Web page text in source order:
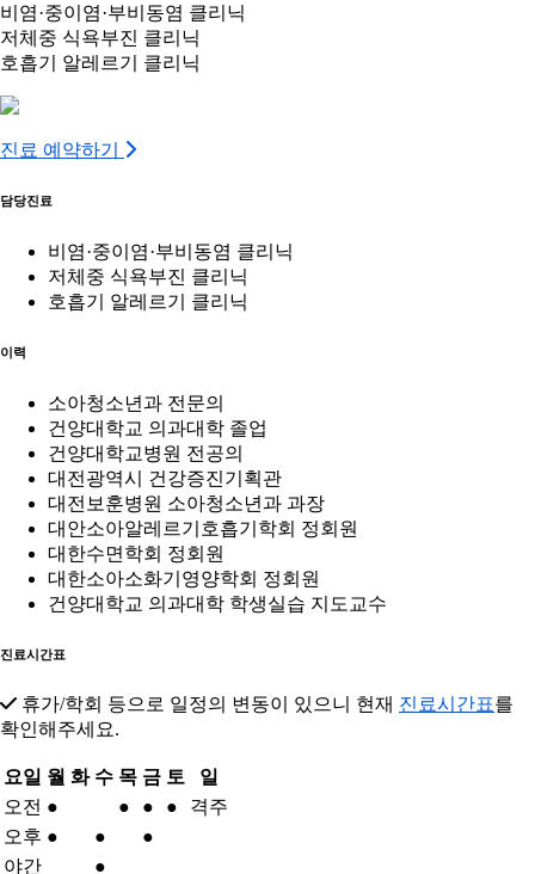
비염·중이염·부비동염 클리닉
저체중 식욕부진 클리닉
호흡기 알레르기 클리닉
진료 예약하기
담당진료
비염·중이염·부비동염 클리닉
저체중 식욕부진 클리닉
호흡기 알레르기 클리닉
이력
소아청소년과 전문의
건양대학교 의과대학 졸업
건양대학교병원 전공의
대전광역시 건강증진기획관
대전보훈병원 소아청소년과 과장
대안소아알레르기호흡기학회 정회원
대한수면학회 정회원
대한소아소화기영양학회 정회원
건양대학교 의과대학 학생실습 지도교수
진료시간표
휴가/학회 등으로 일정의 변동이 있으니 현재 진료시간표를
확인해주세요.
요일 월 화 수 목 금 토
일
오전 ● ● ● ●
격주
오후 ● ●
●
야간
●